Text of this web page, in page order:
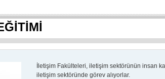
İletişim Fakülteleri, iletişim sektörünün insan
iletişim sektöründe görev alıyorlar.